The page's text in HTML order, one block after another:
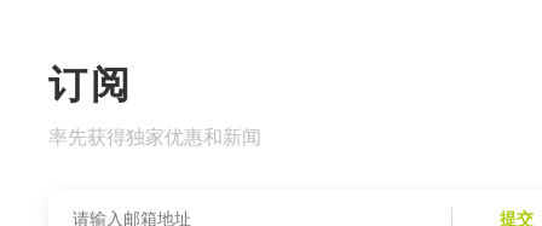
订阅
率先获得独家优惠和新闻
提交